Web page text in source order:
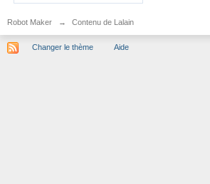
Robot Maker → Contenu de Lalain
Changer le thème Aide